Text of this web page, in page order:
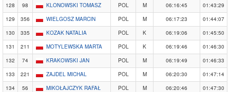
128
98 KLONOWSKI TOMASZ POL M 06:16:45
01:43:29
129
356 WIELGOSZ MARCIN POL M 06:17:23
01:44:07
130
335 KOZAK NATALIA POL K 06:19:06
01:45:50
131
211 MOTYLEWSKA MARTA POL K 06:19:46
01:46:30
132
74 KRAKOWSKI JAN POL M 06:19:49
01:46:33
133
221 ZAJDEL MICHAL POL M 06:20:30
01:47:14
134
56 MIKOŁAJCZYK RAFAŁ POL M 06:20:46
01:47:30